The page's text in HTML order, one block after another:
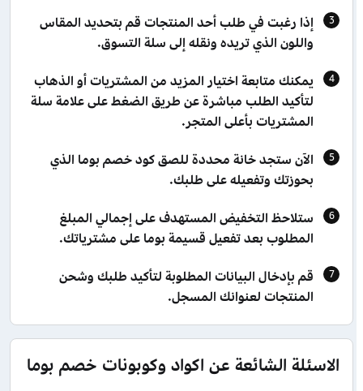
إذا رغبت في طلب أحد المنتجات قم بتحديد المقاس
واللون الذي تريده ونقله إلى سلة التسوق.
يمكنك متابعة اختيار المزيد من المشتريات أو الذهاب
لتأكيد الطلب مباشرة عن طريق الضغط على علامة سلة
المشتريات بأعلى المتجر.
الآن ستجد خانة محددة للصق كود خصم بوما الذي
بحوزتك وتفعيله على طلبك.
ستلاحظ التخفيض المستهدف على إجمالي المبلغ
المطلوب بعد تفعيل قسيمة بوما على مشترياتك.
قم بإدخال البيانات المطلوبة لتأكيد طلبك وشحن
المنتجات لعنوانك المسجل.
الاسئلة الشائعة عن اكواد وكوبونات خصم بوما